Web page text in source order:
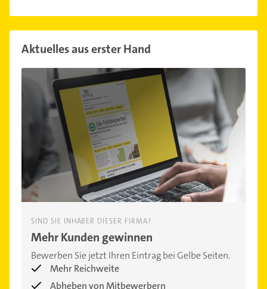
Aktuelles aus erster Hand
SIND SIE INHABER DIESER FIRMA?
Mehr Kunden gewinnen
Bewerben Sie jetzt Ihren Eintrag bei Gelbe Seiten.
Mehr Reichweite
Abheben von Mitbewerbern